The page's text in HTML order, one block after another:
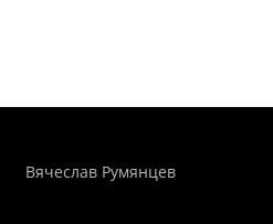
Вячеслав Румянцев